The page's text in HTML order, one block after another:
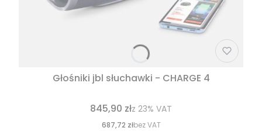
Głośniki jbl słuchawki - CHARGE 4
845,90 złz 23% VAT
687,72 złbez VAT